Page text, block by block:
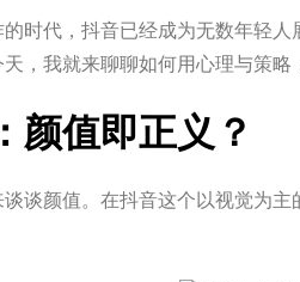
时代，抖音已经成为无数年轻
，我就来聊聊如何用心理与策略
颜值即正义？
谈颜值。在抖音这个以视觉为